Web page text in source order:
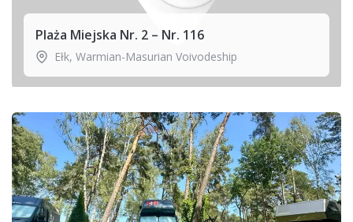
Plaża Miejska Nr. 2 – Nr. 116
Ełk, Warmian-Masurian Voivodeship